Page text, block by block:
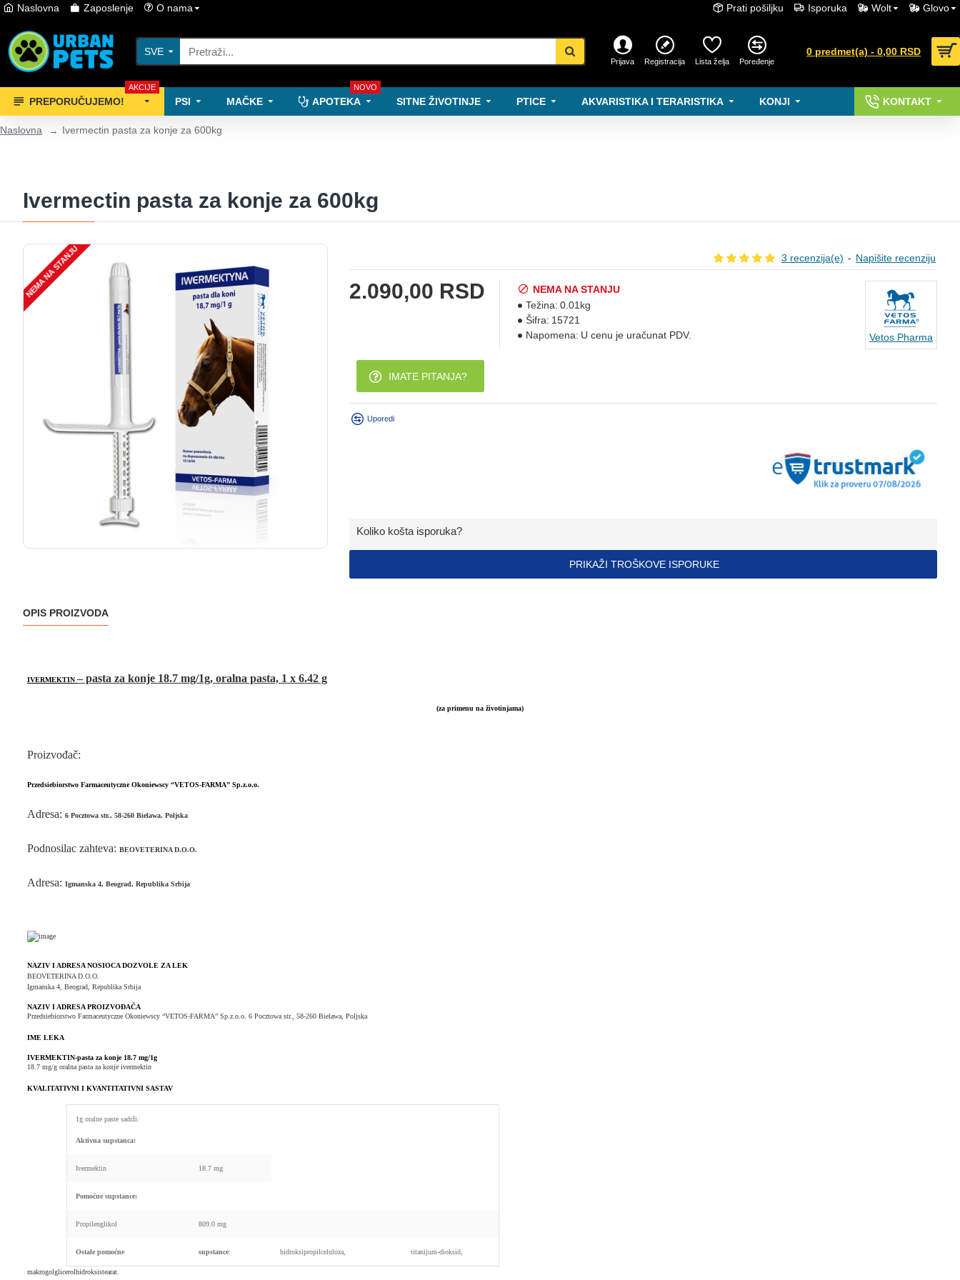
Naslovna Zaposlenje O nama Prati pošiljku Isporuka Wolt Glovo
SVE
Prijava Registracija Lista želja Poređenje
0 predmet(a) - 0,00 RSD
PREPORUČUJEMO!
AKCIJE
PSI MAČKE APOTEKA
NOVO
SITNE ŽIVOTINJE PTICE AKVARISTIKA I TERARISTIKA KONJI KONTAKT
Naslovna Ivermectin pasta za konje za 600kg
Ivermectin pasta za konje za 600kg
NEMA NA STANJU 3 recenzija(e) - Napišite recenziju
2.090,00 RSD
NEMA NA STANJU
Težina: 0.01kg
Šifra: 15721
Napomena: U cenu je uračunat PDV. Vetos Pharma
IMATE PITANJA?
Uporedi
Koliko košta isporuka?
PRIKAŽI TROŠKOVE ISPORUKE
OPIS PROIZVODA
IVERMEKTIN – pasta za konje 18.7 mg/1g, oralna pasta, 1 x 6.42 g
(za primenu na životinjama)
Proizvođač:
Przedsiebiorstwo Farmaceutyczne Okoniewscy “VETOS-FARMA” Sp.z.o.o.
Аdresa: 6 Pocztowa str., 58-260 Bielawa, Poljska
Podnosilac zahteva: BEOVETERINA D.O.O.
Аdresa: Igmanska 4, Beograd, Republika Srbija
NAZIV I ADRESA NOSIOCA DOZVOLE ZA LEK
BEOVETERINA D.O.O.
Igmanska 4, Beograd, Republika Srbija
NAZIV I ADRESA PROIZVOĐAČA
Przedsiebiorstwo Farmaceutyczne Okoniewscy “VETOS-FARMA” Sp.z.o.o. 6 Pocztowa str., 58-260 Bielawa, Poljska
IME LEKA
IVERMEKTIN-pasta za konje 18.7 mg/1g
18.7 mg/g oralna pasta za konje ivermektin
KVALITATIVNI I KVANTITATIVNI SASTAV
1g oralne paste sadrži:
Aktivna supstanca:
Ivermektin 18.7 mg
Pomoćne supstance:
Propilenglikol 809.0 mg
Ostale pomoćne supstance: hidroksipropilceluloza, titanijum-dioksid,
makrogolglicerolhidroksistearat.